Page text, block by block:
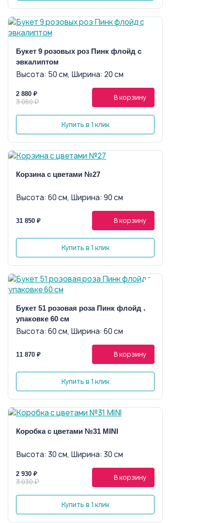
Букет 9 розовых роз Пинк флойд с
эвкалиптом
Высота: 50 см, Ширина: 20 см
2 880 ₽
3 060 ₽ В корзину
Купить в 1 клик
Корзина с цветами №27
Высота: 60 см, Ширина: 90 см
31 850 ₽ В корзину
Купить в 1 клик
Букет 51 розовая роза Пинк флойд в
упаковке 60 см
Высота: 60 см, Ширина: 60 см
11 870 ₽ В корзину
Купить в 1 клик
Коробка с цветами №31 MINI
Высота: 30 см, Ширина: 30 см
2 930 ₽
3 030 ₽ В корзину
Купить в 1 клик